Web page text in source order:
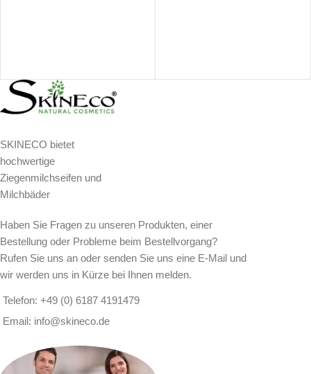
SKINECO bietet
hochwertige
Ziegenmilchseifen und
Milchbäder
Haben Sie Fragen zu unseren Produkten, einer
Bestellung oder Probleme beim Bestellvorgang?
Rufen Sie uns an oder senden Sie uns eine E-Mail und
wir werden uns in Kürze bei Ihnen melden.
Telefon: +49 (0) 6187 4191479
Email: info@skineco.de